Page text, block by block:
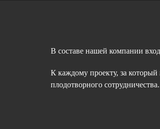
В составе нашей компании
К каждому проекту, за
плодотворного сотрудничества.